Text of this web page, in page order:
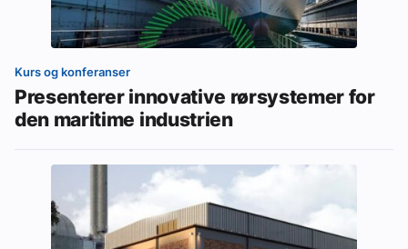
Kurs og konferanser
Presenterer innovative rørsystemer for
den maritime industrien